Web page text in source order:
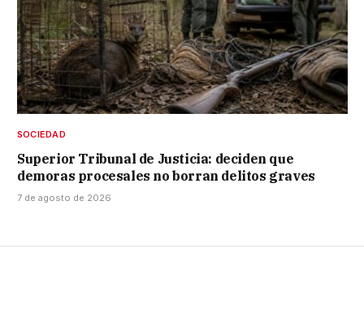
SOCIEDAD
Superior Tribunal de Justicia: deciden que
demoras procesales no borran delitos graves
7 de agosto de 2026